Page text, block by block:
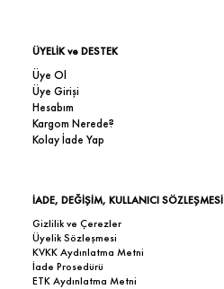
ÜYELİK ve DESTEK
Üye Ol
Üye Girişi
Hesabım
Kargom Nerede?
Kolay İade Yap
İADE, DEĞİŞİM, KULLANICI SÖZLEŞMESİ
Gizlilik ve Çerezler
Üyelik Sözleşmesi
KVKK Aydınlatma Metni
İade Prosedürü
ETK Aydınlatma Metni